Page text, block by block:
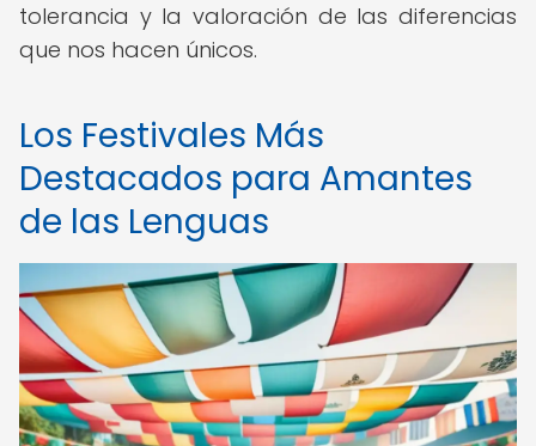
tolerancia y la valoración de las diferencias
que nos hacen únicos.
Los Festivales Más
Destacados para Amantes
de las Lenguas